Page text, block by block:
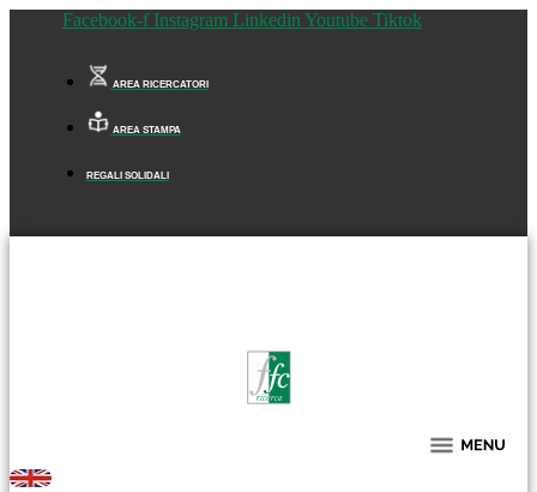
Facebook-f Instagram Linkedin Youtube Tiktok
AREA RICERCATORI
AREA STAMPA
REGALI SOLIDALI